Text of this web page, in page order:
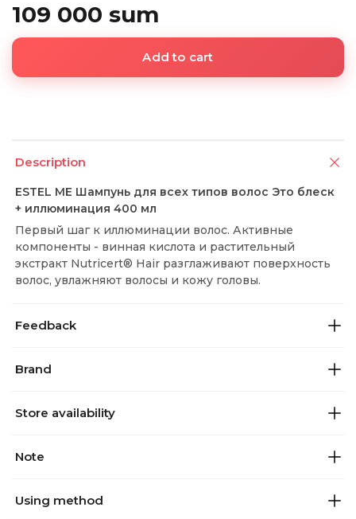
109 000 sum
Add to cart
Description
ESTEL ME Шампунь для всех типов волос Это блеск
+ иллюминация 400 мл
Первый шаг к иллюминации волос. Активные
компоненты - винная кислота и растительный
экстракт Nutricert® Hair разглаживают поверхность
волос, увлажняют волосы и кожу головы.
Feedback
Brand
Store availability
Note
Using method